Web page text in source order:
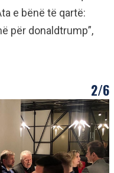
e bënë të qartë:
për donaldtrump”,
2/6